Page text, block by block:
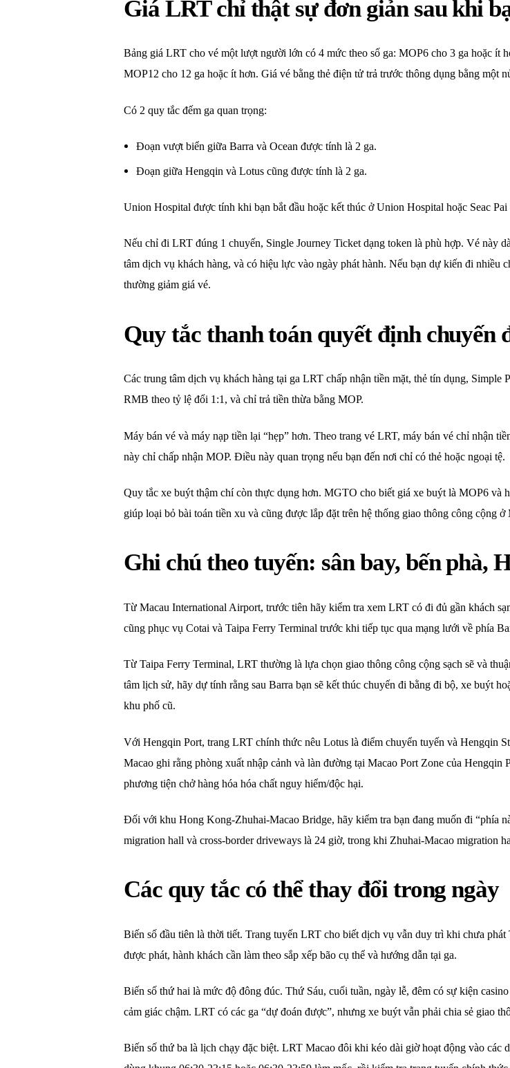
Giá LRT chỉ thật sự đơn giản sau khi
Bảng giá LRT cho vé một lượt người lớn có 4 mức theo số ga: MOP6 cho 3 ga hoặc ít
MOP12 cho 12 ga hoặc ít hơn. Giá vé bằng thẻ điện tử trả trước thông dụng bằng một
Có 2 quy tắc đếm ga quan trọng:
Đoạn vượt biển giữa Barra và Ocean được tính là 2 ga.
Đoạn giữa Hengqin và Lotus cũng được tính là 2 ga.
Union Hospital được tính khi bạn bắt đầu hoặc kết thúc ở Union Hospital hoặc Seac
Nếu chỉ đi LRT đúng 1 chuyến, Single Journey Ticket dạng token là phù hợp. Vé này
tâm dịch vụ khách hàng, và có hiệu lực vào ngày phát hành. Nếu bạn dự kiến đi nhiều
thường giảm giá vé.
Quy tắc thanh toán quyết định chuyến
Các trung tâm dịch vụ khách hàng tại ga LRT chấp nhận tiền mặt, thẻ tín dụng,
RMB theo tỷ lệ đổi 1:1, và chỉ trả tiền thừa bằng MOP.
Máy bán vé và máy nạp tiền lại “hẹp” hơn. Theo trang vé LRT, máy bán vé chỉ nhận
này chỉ chấp nhận MOP. Điều này quan trọng nếu bạn đến nơi chỉ có thẻ hoặc ngoại tệ.
Quy tắc xe buýt thậm chí còn thực dụng hơn. MGTO cho biết giá xe buýt là MOP6 và
giúp loại bỏ bài toán tiền xu và cũng được lắp đặt trên hệ thống giao thông công cộng ở
Ghi chú theo tuyến: sân bay, bến phà,
Từ Macau International Airport, trước tiên hãy kiểm tra xem LRT có đi đủ gần khách
cũng phục vụ Cotai và Taipa Ferry Terminal trước khi tiếp tục qua mạng lưới về phía
Từ Taipa Ferry Terminal, LRT thường là lựa chọn giao thông công cộng sạch sẽ và
tâm lịch sử, hãy dự tính rằng sau Barra bạn sẽ kết thúc chuyến đi bằng đi bộ, xe buýt
khu phố cũ.
Với Hengqin Port, trang LRT chính thức nêu Lotus là điểm chuyển tuyến và Hengqin
Macao ghi rằng phòng xuất nhập cảnh và làn đường tại Macao Port Zone của
phương tiện chở hàng hóa hóa chất nguy hiểm/độc hại.
Đối với khu Hong Kong-Zhuhai-Macao Bridge, hãy kiểm tra bạn đang muốn đi “phía
migration hall và cross-border driveways là 24 giờ, trong khi Zhuhai-Macao migration
Các quy tắc có thể thay đổi trong ngày
Biến số đầu tiên là thời tiết. Trang tuyến LRT cho biết dịch vụ vẫn duy trì khi chưa
được phát, hành khách cần làm theo sắp xếp bão cụ thể và hướng dẫn tại ga.
Biến số thứ hai là mức độ đông đúc. Thứ Sáu, cuối tuần, ngày lễ, đêm có sự kiện
cảm giác chậm. LRT có các ga “dự đoán được”, nhưng xe buýt vẫn phải chia sẻ giao
Biến số thứ ba là lịch chạy đặc biệt. LRT Macao đôi khi kéo dài giờ hoạt động vào